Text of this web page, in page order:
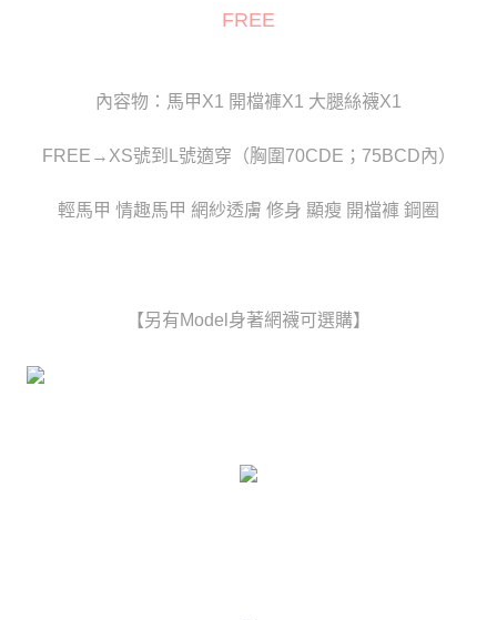
易，需依本服務之必要範圍內提供個人資料，並將交易相關給付款項請求債
３．未成年的使用者請事先徵得法定代理人或監護人之同意方可使用
４．使用「AFTEE先享後付」時，將依據個別帳號之用戶狀況，依本公司即
５．嚴禁一人註冊多個帳號或使用他人資訊註冊。若發現惡意使用之情形，
宅配
貨到付款(新竹貨運)
FREE
內容物：馬甲X1 開檔褲X1 大腿絲襪X1
FREE→XS號到L號適穿（胸圍70CDE；75BCD內）
輕馬甲 情趣馬甲 網紗透膚 修身 顯瘦 開檔褲 鋼圈
【另有Model身著網襪可選購】